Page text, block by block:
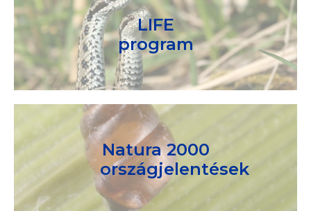
LIFE
program
Natura 2000
országjelentések